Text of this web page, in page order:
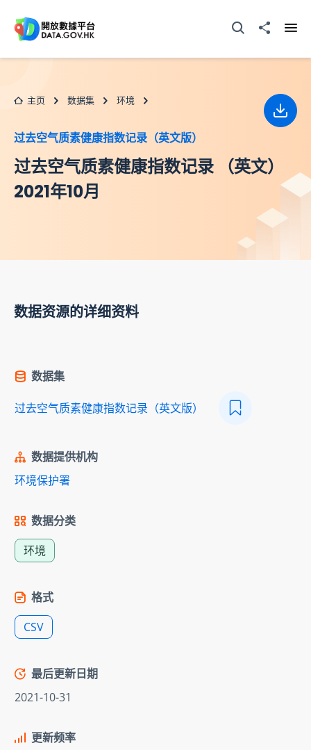
打开搜寻器分享至
主页 数据集 环境
过去空气质素健康指数记录（英文版）
过去空气质素健康指数记录 （英文）
2021年10月
下载
数据资源的详细资料
数据集
过去空气质素健康指数记录（英文版）
数据提供机构
环境保护署
数据分类
环境
格式
CSV
最后更新日期
2021-10-31
更新频率